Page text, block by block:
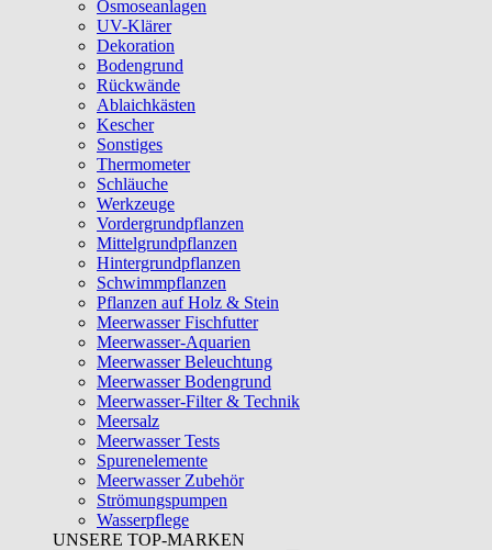
Osmoseanlagen
UV-Klärer
Dekoration
Bodengrund
Rückwände
Ablaichkästen
Kescher
Sonstiges
Thermometer
Schläuche
Werkzeuge
Vordergrundpflanzen
Mittelgrundpflanzen
Hintergrundpflanzen
Schwimmpflanzen
Pflanzen auf Holz & Stein
Meerwasser Fischfutter
Meerwasser-Aquarien
Meerwasser Beleuchtung
Meerwasser Bodengrund
Meerwasser-Filter & Technik
Meersalz
Meerwasser Tests
Spurenelemente
Meerwasser Zubehör
Strömungspumpen
Wasserpflege
UNSERE TOP-MARKEN